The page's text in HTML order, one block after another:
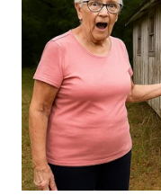
WN
GORONTALO
WN
SULUT
WN
MALUKU